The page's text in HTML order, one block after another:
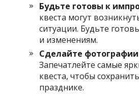
Будьте готовы к
квеста могут
ситуации. Будьте
и изменениям.
Сделайте
Запечатлейте самые
квеста, чтобы
празднике.